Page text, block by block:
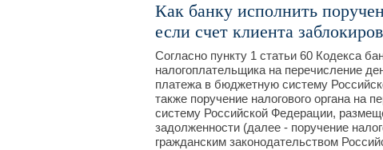
Как банку исполнить
если счет клиента
Согласно пункту 1 статьи 60 Кодекса
налогоплательщика на перечисление
платежа в бюджетную систему
также поручение налогового органа
систему Российской Федерации,
задолженности (далее - поручение
гражданским законодательством